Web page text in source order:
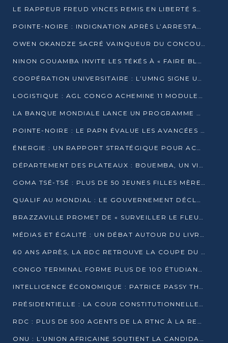
LE RAPPEUR FREUD VINCES REMIS EN LIBERTÉ SOUS PRESSION MÉDIATIQUE
POINTE-NOIRE : INDIGNATION APRÈS L’ARRESTATION DU RAPPEUR FREUD VINCES
OWEN OKANDZE SACRÉ VAINQUEUR DU CONCOURS SLAM POUR LA VIE
NINON GOUAMBA INVITE LES TÉKÉS À « FAIRE BLOC » POUR PESER DANS LE DÉBAT NATIONAL
COOPÉRATION UNIVERSITAIRE : L’UMNG SIGNE UN ACCORD STRATÉGIQUE AVEC L’UNIVERSITÉ HAINAN EN CHINE
LOGISTIQUE : AGL CONGO ACHEMINE 11 MODULES GÉANTS JUSQU’À BRAZZAVILLE
LA BANQUE MONDIALE LANCE UN PROGRAMME DE 394 MILLIONS DE DOLLARS POUR LE BASSIN DU CONGO
POINTE-NOIRE : LE PAPN ÉVALUE LES AVANCÉES DU MÔLE EST
ÉNERGIE : UN RAPPORT STRATÉGIQUE POUR ACCÉLÉRER LA TRANSITION AU CONGO
DÉPARTEMENT DES PLATEAUX : BOUEMBA, UN VIVIER ÉCONOMIQUE PRÊT À EXPLOSER
GOMA TSÉ-TSÉ : PLUS DE 50 JEUNES FILLES MÈRES SENSIBILISÉES À LA SANTÉ SEXUELLE
QUALIF AU MONDIAL : LE GOUVERNEMENT DÉCLARE LA JOURNÉE DU 1ER AVRIL 2026 CHÔMÉE ET PAYÉE
BRAZZAVILLE PROMET DE « SURVEILLER LE FLEUVE » APRÈS LA QUALIFICATION DE LA RDC AU MONDIAL
MÉDIAS ET ÉGALITÉ : UN DÉBAT AUTOUR DU LIVRE « CES FEMMES QUI REPRENNENT LE POUVOIR SUR LEUR VIE »
60 ANS APRÈS, LA RDC RETROUVE LA COUPE DU MONDE
CONGO TERMINAL FORME PLUS DE 100 ÉTUDIANTS AUX TECHNIQUES D’EMBAUCHE
INTELLIGENCE ÉCONOMIQUE : PATRICE PASSY THÉORISE UNE STRATÉGIE ADAPTÉE AUX CONTEXTES FRAGMENTÉS
PRÉSIDENTIELLE : LA COUR CONSTITUTIONNELLE CONFIRME LA VICTOIRE DE SASSOU NGUESSO AVEC 94,90 % DES SUFFRAGES
RDC : PLUS DE 500 AGENTS DE LA RTNC À LA RETRAITE, UNE PAGE SE TOURNE
ONU : L’UNION AFRICAINE SOUTIENT LA CANDIDATURE DE MACKY SALL